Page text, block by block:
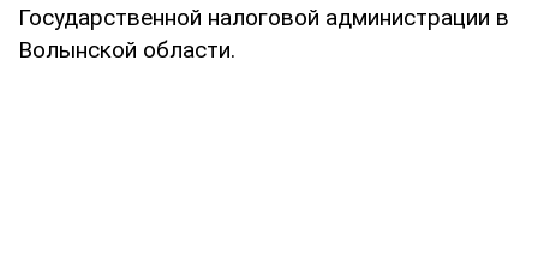
Государственной налоговой администрации в
Волынской области.